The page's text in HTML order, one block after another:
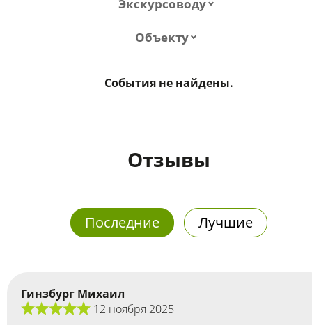
Экскурсоводу
Объекту
События не найдены.
Отзывы
Последние Лучшие
Гинзбург Михаил
12 ноября 2025